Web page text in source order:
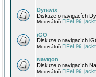
Dynavix
Diskuze o navigacích
Moderátoři EiFeL96
iGO
Diskuze o navigacích
Moderátoři EiFeL96
Navigon
Diskuze o navigacích
Moderátoři EiFeL96